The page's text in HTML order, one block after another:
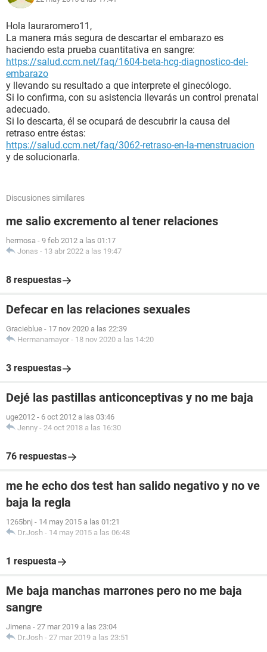
Hola lauraromero11,
La manera más segura de descartar el embarazo es
haciendo esta prueba cuantitativa en sangre:
https://salud.ccm.net/faq/1604-beta-hcg-diagnostico-del-
embarazo
y llevando su resultado a que interprete el ginecólogo.
Si lo confirma, con su asistencia llevarás un control prenatal
adecuado.
Si lo descarta, él se ocupará de descubrir la causa del
retraso entre éstas:
https://salud.ccm.net/faq/3062-retraso-en-la-menstruacion
y de solucionarla.
Discusiones similares
me salio excremento al tener relaciones
hermosa - 9 feb 2012 a las 01:17
Jonas - 13 abr 2022 a las 19:47
8 respuestas
Defecar en las relaciones sexuales
Gracieblue - 17 nov 2020 a las 22:39
Hermanamayor - 18 nov 2020 a las 14:20
3 respuestas
Dejé las pastillas anticonceptivas y no me baja
uge2012 - 6 oct 2012 a las 03:46
Jenny - 24 oct 2018 a las 16:30
76 respuestas
me he echo dos test han salido negativo y no ve
baja la regla
1265bnj - 14 may 2015 a las 01:21
Dr.Josh - 14 may 2015 a las 06:48
1 respuesta
Me baja manchas marrones pero no me baja
sangre
Jimena - 27 mar 2019 a las 23:04
Dr.Josh - 27 mar 2019 a las 23:51